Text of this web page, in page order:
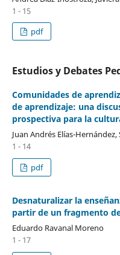
1 - 15
pdf
Estudios y Debates
Comunidades de
de aprendizaje: una
prospectiva para la
Juan Andrés Elías-
1 - 14
pdf
Desnaturalizar la
partir de un fragmento
Eduardo Ravanal Moreno
1 - 17